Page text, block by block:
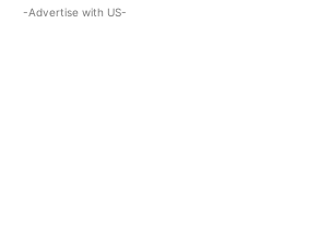
-Advertise with US-